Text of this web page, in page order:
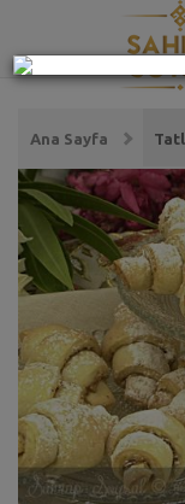
Ana Sayfa